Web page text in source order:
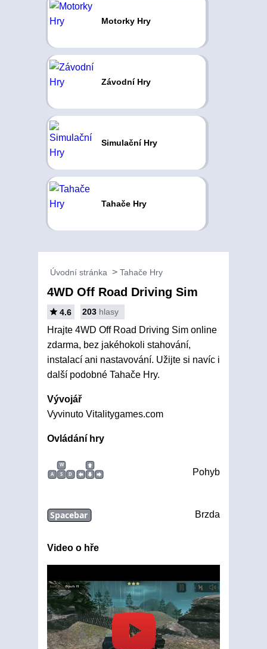
Motorky Hry
Závodní Hry
Simulační Hry
Tahače Hry
Úvodní stránka Tahače Hry
4WD Off Road Driving Sim
4.6 203 hlasy
Hrajte 4WD Off Road Driving Sim online
zdarma, bez jakéhokoli stahování,
instalací ani nastavování. Užijte si navíc i
další podobné Tahače Hry.
Vývojář
Vyvinuto Vitalitygames.com
Ovládání hry
W
A
S D Pohyb
Spacebar Brzda
Video o hře